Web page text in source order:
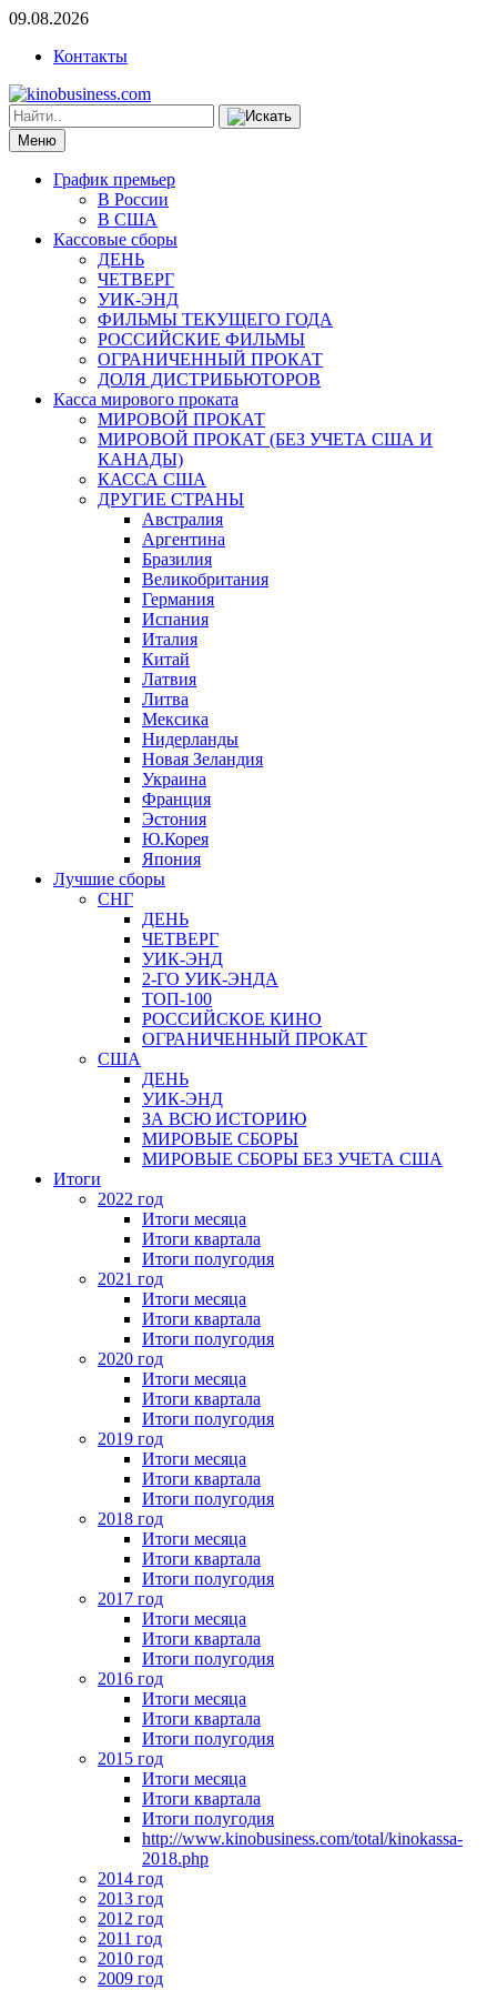
09.08.2026
Контакты
Меню
График премьер
В России
В США
Кассовые сборы
ДЕНЬ
ЧЕТВЕРГ
УИК-ЭНД
ФИЛЬМЫ ТЕКУЩЕГО ГОДА
РОССИЙСКИЕ ФИЛЬМЫ
ОГРАНИЧЕННЫЙ ПРОКАТ
ДОЛЯ ДИСТРИБЬЮТОРОВ
Касса мирового проката
МИРОВОЙ ПРОКАТ
МИРОВОЙ ПРОКАТ (БЕЗ УЧЕТА США И
КАНАДЫ)
КАССА США
ДРУГИЕ СТРАНЫ
Австралия
Аргентина
Бразилия
Великобритания
Германия
Испания
Италия
Китай
Латвия
Литва
Мексика
Нидерланды
Новая Зеландия
Украина
Франция
Эстония
Ю.Корея
Япония
Лучшие сборы
СНГ
ДЕНЬ
ЧЕТВЕРГ
УИК-ЭНД
2-ГО УИК-ЭНДА
ТОП-100
РОССИЙСКОЕ КИНО
ОГРАНИЧЕННЫЙ ПРОКАТ
США
ДЕНЬ
УИК-ЭНД
ЗА ВСЮ ИСТОРИЮ
МИРОВЫЕ СБОРЫ
МИРОВЫЕ СБОРЫ БЕЗ УЧЕТА США
Итоги
2022 год
Итоги месяца
Итоги квартала
Итоги полугодия
2021 год
Итоги месяца
Итоги квартала
Итоги полугодия
2020 год
Итоги месяца
Итоги квартала
Итоги полугодия
2019 год
Итоги месяца
Итоги квартала
Итоги полугодия
2018 год
Итоги месяца
Итоги квартала
Итоги полугодия
2017 год
Итоги месяца
Итоги квартала
Итоги полугодия
2016 год
Итоги месяца
Итоги квартала
Итоги полугодия
2015 год
Итоги месяца
Итоги квартала
Итоги полугодия
http://www.kinobusiness.com/total/kinokassa-
2018.php
2014 год
2013 год
2012 год
2011 год
2010 год
2009 год